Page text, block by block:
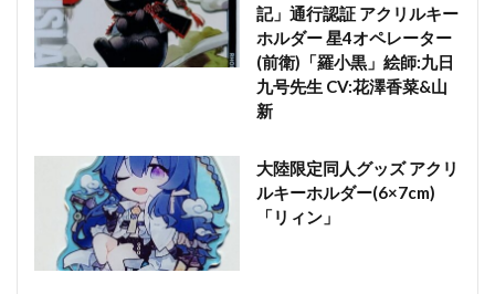
記」通行認証 アクリルキー
ホルダー 星4オペレーター
(前衛)「羅小黒」絵師:九日
九号先生 CV:花澤香菜&山
新
大陸限定同人グッズ アクリ
ルキーホルダー(6×7cm)
「リィン」